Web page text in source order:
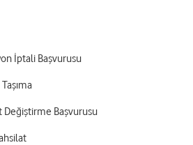
İptali Başvurusu
Değiştirme Başvurusu